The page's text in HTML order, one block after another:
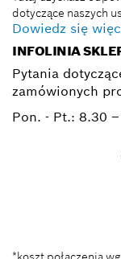
dotyczące naszych
Dowiedz się
INFOLINIA
Pytania
zamówionych
Pon. - Pt.: 8.30